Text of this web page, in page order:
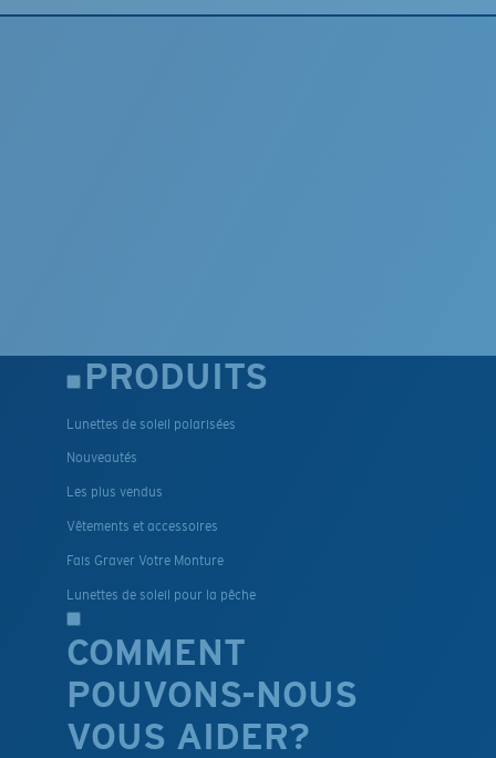
PRODUITS
Lunettes de soleil polarisées
Nouveautés
Les plus vendus
Vêtements et accessoires
Fais Graver Votre Monture
Lunettes de soleil pour la pêche
COMMENT
POUVONS-NOUS
VOUS AIDER?